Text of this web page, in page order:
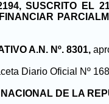
SUSCRITO
A.N. Nº. 8301,
Diario Oficial Nº
DE LA